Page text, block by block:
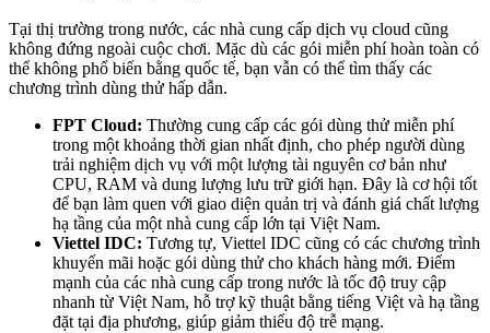
Tại thị trường trong nước, các nhà cung cấp dịch vụ cloud cũng
không đứng ngoài cuộc chơi. Mặc dù các gói miễn phí hoàn toàn có
thể không phổ biến bằng quốc tế, bạn vẫn có thể tìm thấy các
chương trình dùng thử hấp dẫn.
FPT Cloud: Thường cung cấp các gói dùng thử miễn phí
trong một khoảng thời gian nhất định, cho phép người dùng
trải nghiệm dịch vụ với một lượng tài nguyên cơ bản như
CPU, RAM và dung lượng lưu trữ giới hạn. Đây là cơ hội tốt
để bạn làm quen với giao diện quản trị và đánh giá chất lượng
hạ tầng của một nhà cung cấp lớn tại Việt Nam.
Viettel IDC: Tương tự, Viettel IDC cũng có các chương trình
khuyến mãi hoặc gói dùng thử cho khách hàng mới. Điểm
mạnh của các nhà cung cấp trong nước là tốc độ truy cập
nhanh từ Việt Nam, hỗ trợ kỹ thuật bằng tiếng Việt và hạ tầng
đặt tại địa phương, giúp giảm thiểu độ trễ mạng.